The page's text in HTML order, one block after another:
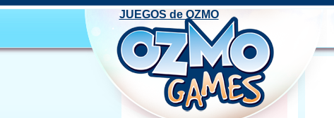
JUEGOS de OZMO